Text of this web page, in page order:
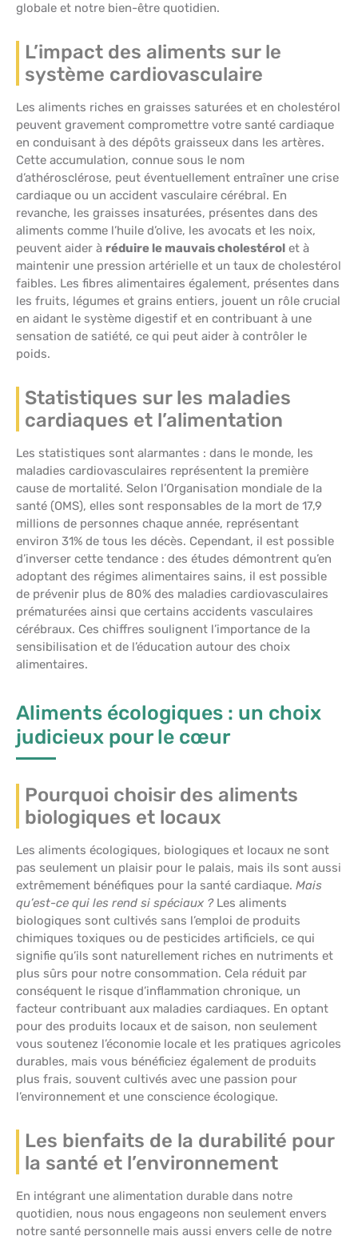
globale et notre bien-être quotidien.
L’impact des aliments sur le
système cardiovasculaire
Les aliments riches en graisses saturées et en cholestérol
peuvent gravement compromettre votre santé cardiaque
en conduisant à des dépôts graisseux dans les artères.
Cette accumulation, connue sous le nom
d’athérosclérose, peut éventuellement entraîner une crise
cardiaque ou un accident vasculaire cérébral. En
revanche, les graisses insaturées, présentes dans des
aliments comme l’huile d’olive, les avocats et les noix,
peuvent aider à réduire le mauvais cholestérol et à
maintenir une pression artérielle et un taux de cholestérol
faibles. Les fibres alimentaires également, présentes dans
les fruits, légumes et grains entiers, jouent un rôle crucial
en aidant le système digestif et en contribuant à une
sensation de satiété, ce qui peut aider à contrôler le
poids.
Statistiques sur les maladies
cardiaques et l’alimentation
Les statistiques sont alarmantes : dans le monde, les
maladies cardiovasculaires représentent la première
cause de mortalité. Selon l’Organisation mondiale de la
santé (OMS), elles sont responsables de la mort de 17,9
millions de personnes chaque année, représentant
environ 31% de tous les décès. Cependant, il est possible
d’inverser cette tendance : des études démontrent qu’en
adoptant des régimes alimentaires sains, il est possible
de prévenir plus de 80% des maladies cardiovasculaires
prématurées ainsi que certains accidents vasculaires
cérébraux. Ces chiffres soulignent l’importance de la
sensibilisation et de l’éducation autour des choix
alimentaires.
Aliments écologiques : un choix
judicieux pour le cœur
Pourquoi choisir des aliments
biologiques et locaux
Les aliments écologiques, biologiques et locaux ne sont
pas seulement un plaisir pour le palais, mais ils sont aussi
extrêmement bénéfiques pour la santé cardiaque. Mais
qu’est-ce qui les rend si spéciaux ?Les aliments
biologiques sont cultivés sans l’emploi de produits
chimiques toxiques ou de pesticides artificiels, ce qui
signifie qu’ils sont naturellement riches en nutriments et
plus sûrs pour notre consommation. Cela réduit par
conséquent le risque d’inflammation chronique, un
facteur contribuant aux maladies cardiaques. En optant
pour des produits locaux et de saison, non seulement
vous soutenez l’économie locale et les pratiques agricoles
durables, mais vous bénéficiez également de produits
plus frais, souvent cultivés avec une passion pour
l’environnement et une conscience écologique.
Les bienfaits de la durabilité pour
la santé et l’environnement
En intégrant une alimentation durable dans notre
quotidien, nous nous engageons non seulement envers
notre santé personnelle mais aussi envers celle de notre